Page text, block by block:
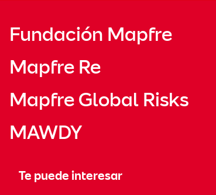
Fundación Mapfre
Mapfre Re
Mapfre Global Risks
MAWDY
Te puede interesar